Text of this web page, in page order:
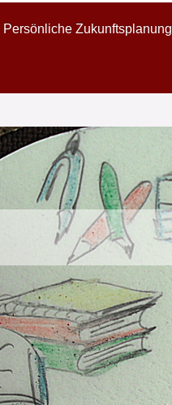
Persönliche Zukunftsplanung